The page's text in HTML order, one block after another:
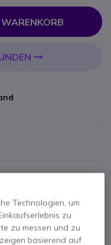
Technologien, um
zu
zu messen und zu
basierend auf